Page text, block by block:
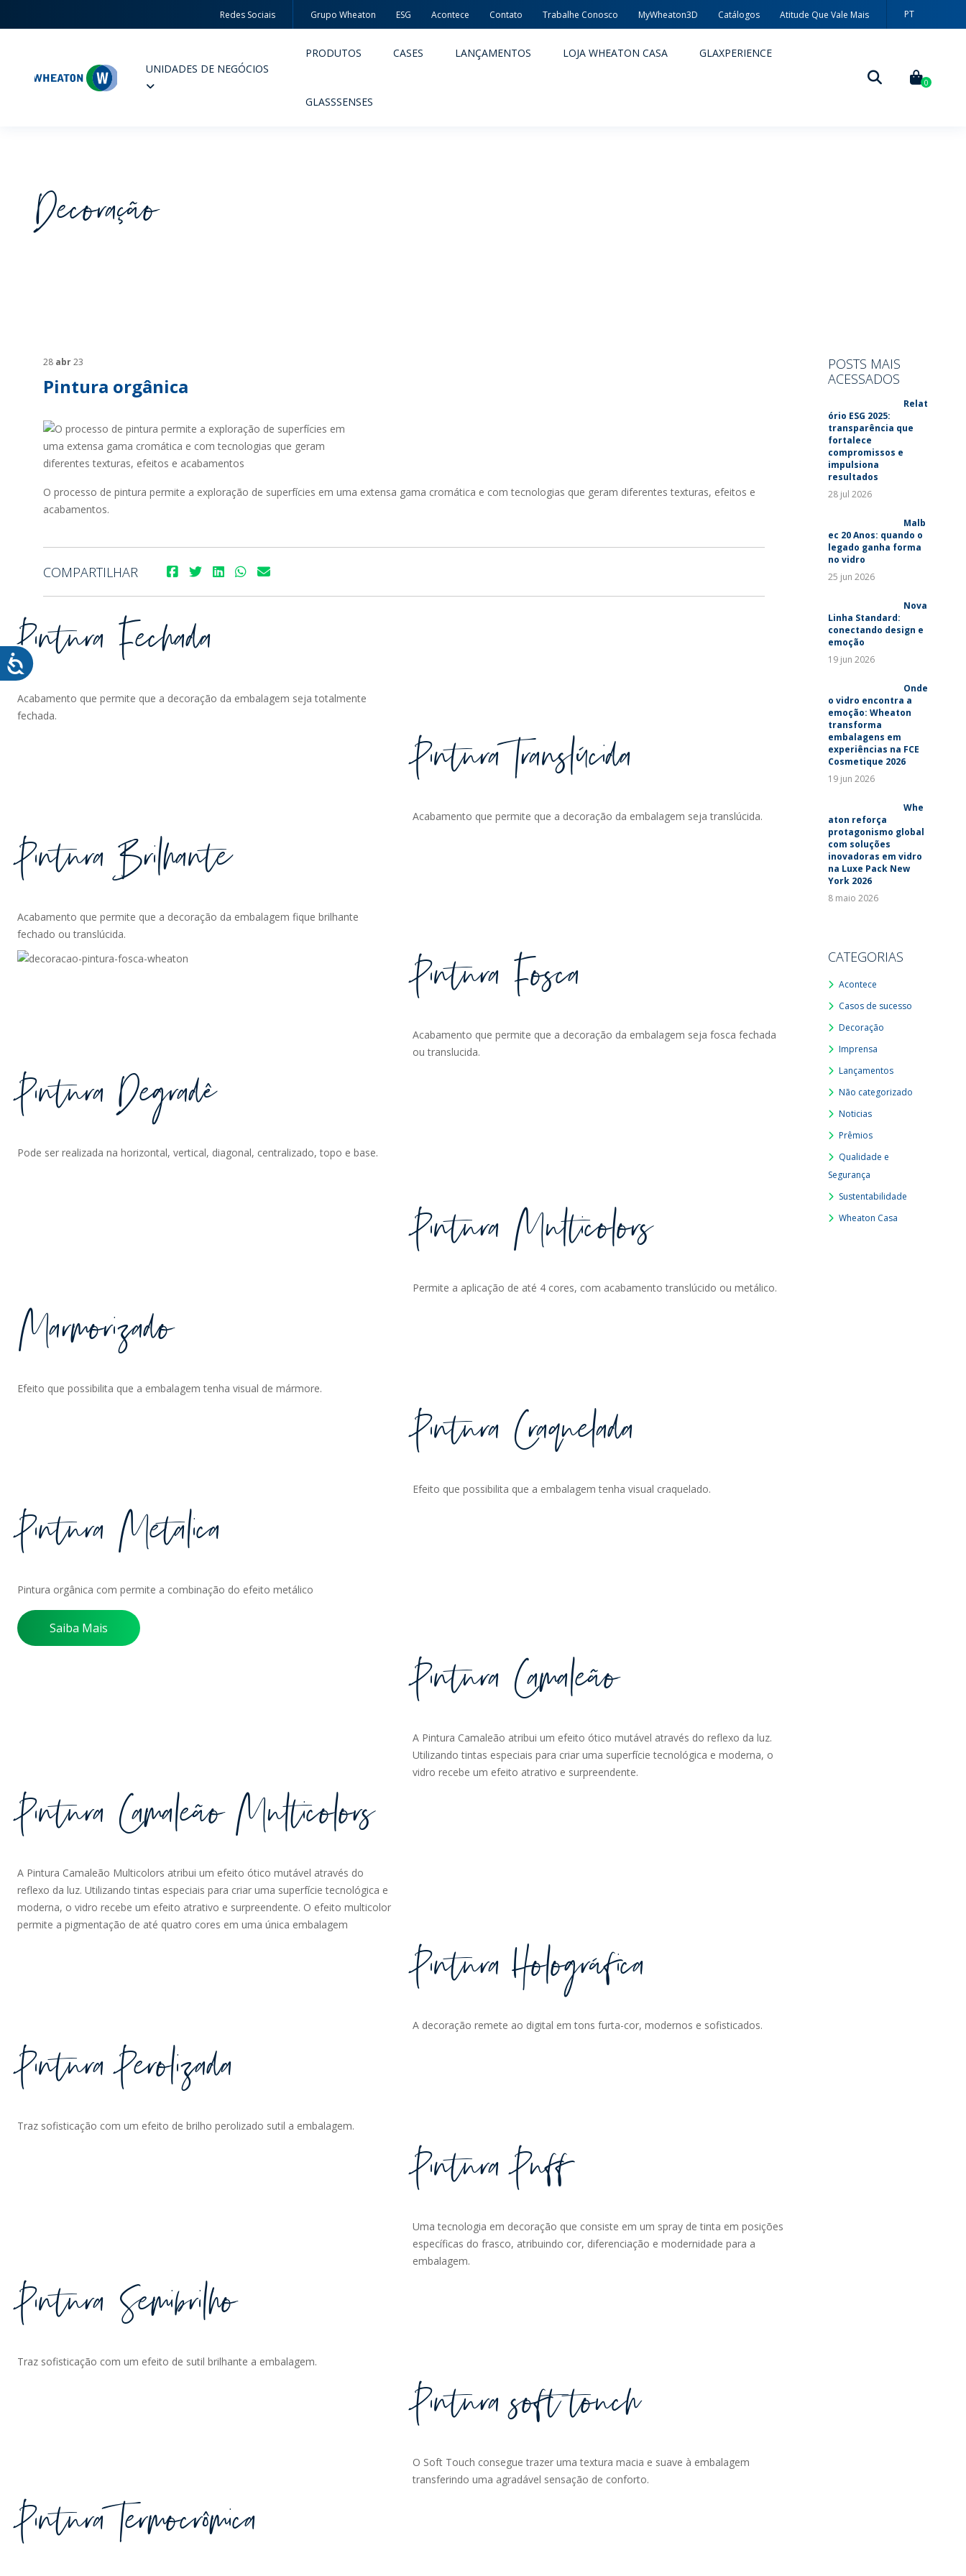
Redes Sociais Grupo Wheaton ESG Acontece Contato Trabalhe Conosco MyWheaton3D Catálogos Atitude Que Vale Mais
PT
Wheaton UNIDADES DE NEGÓCIOS
WHEATON CASA
PRODUTOS
PRODUTOS CASES LANÇAMENTOS LOJA WHEATON CASA GLAXPERIENCE
GLASSSENSES
0
Decoração
28 abr23
Pintura orgânica
O processo de pintura permite a exploração de superfícies em uma extensa gama cromática e com tecnologias que geram diferentes texturas, efeitos e
acabamentos.
COMPARTILHAR
Pintura Fechada
Acabamento que permite que a decoração da embalagem seja totalmente
fechada.
Pintura Translúcida
Acabamento que permite que a decoração da embalagem seja translúcida.
Pintura Brilhante
Acabamento que permite que a decoração da embalagem fique brilhante
fechado ou translúcida.
Pintura Fosca
Acabamento que permite que a decoração da embalagem seja fosca fechada
ou translucida.
Pintura Degradê
Pode ser realizada na horizontal, vertical, diagonal, centralizado, topo e base.
Pintura Multicolors
Permite a aplicação de até 4 cores, com acabamento translúcido ou metálico.
Marmorizado
Efeito que possibilita que a embalagem tenha visual de mármore.
Pintura Craquelada
Efeito que possibilita que a embalagem tenha visual craquelado.
Pintura Metalica
Pintura orgânica com permite a combinação do efeito metálico
Saiba Mais
Pintura Camaleão
A Pintura Camaleão atribui um efeito ótico mutável através do reflexo da luz.
Utilizando tintas especiais para criar uma superfície tecnológica e moderna, o
vidro recebe um efeito atrativo e surpreendente.
Pintura Camaleão Multicolors
A Pintura Camaleão Multicolors atribui um efeito ótico mutável através do
reflexo da luz. Utilizando tintas especiais para criar uma superfície tecnológica e
moderna, o vidro recebe um efeito atrativo e surpreendente. O efeito multicolor
permite a pigmentação de até quatro cores em uma única embalagem
Pintura Holográfica
A decoração remete ao digital em tons furta-cor, modernos e sofisticados.
Pintura Perolizada
Traz sofisticação com um efeito de brilho perolizado sutil a embalagem.
Pintura Puff
Uma tecnologia em decoração que consiste em um spray de tinta em posições
específicas do frasco, atribuindo cor, diferenciação e modernidade para a
embalagem.
Pintura Semibrilho
Traz sofisticação com um efeito de sutil brilhante a embalagem.
Pintura soft touch
O Soft Touch consegue trazer uma textura macia e suave à embalagem
transferindo uma agradável sensação de conforto.
Pintura Termocrômica
POSTS MAIS
ACESSADOS
Relat
ório ESG 2025:
transparência que
fortalece
compromissos e
impulsiona
resultados
28 jul 2026
Malb
ec 20 Anos: quando o
legado ganha forma
no vidro
25 jun 2026
Nova
Linha Standard:
conectando design e
emoção
19 jun 2026
Onde
o vidro encontra a
emoção: Wheaton
transforma
embalagens em
experiências na FCE
Cosmetique 2026
19 jun 2026
Whe
aton reforça
protagonismo global
com soluções
inovadoras em vidro
na Luxe Pack New
York 2026
8 maio 2026
CATEGORIAS
Acontece
Casos de sucesso
Decoração
Imprensa
Lançamentos
Não categorizado
Noticias
Prêmios
Qualidade e
Segurança
Sustentabilidade
Wheaton Casa